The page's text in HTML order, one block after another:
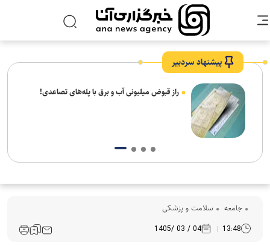
پیشنهاد سردبیر
راز قبوض میلیونی آب و برق با پله‌های تصاعدی!
جامعه سلامت و پزشکی
13:48
04 / 03 /1405